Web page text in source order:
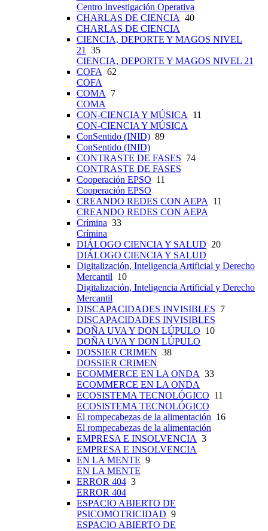
Centro Investigación Operativa
CHARLAS DE CIENCIA 40
CHARLAS DE CIENCIA
CIENCIA, DEPORTE Y MAGOS NIVEL
21
35
CIENCIA, DEPORTE Y MAGOS NIVEL 21
COFA 62
COFA
COMA
7
COMA
CON-CIENCIA Y MÚSICA
11
CON-CIENCIA Y MÚSICA
ConSentido (INID) 89
ConSentido (INID)
CONTRASTE DE FASES 74
CONTRASTE DE FASES
Cooperación EPSO 11
Cooperación EPSO
CREANDO REDES CON AEPA
11
CREANDO REDES CON AEPA
Crímina 33
Crímina
DIÁLOGO CIENCIA Y SALUD 20
DIÁLOGO CIENCIA Y SALUD
Digitalización, Inteligencia Artificial y Derecho
Mercantil 10
Digitalización, Inteligencia Artificial y Derecho
Mercantil
DISCAPACIDADES INVISIBLES 7
DISCAPACIDADES INVISIBLES
DOÑA UVA Y DON LÚPULO 10
DOÑA UVA Y DON LÚPULO
DOSSIER CRIMEN 38
DOSSIER CRIMEN
ECOMMERCE EN LA ONDA 33
ECOMMERCE EN LA ONDA
ECOSISTEMA TECNOLÓGICO 11
ECOSISTEMA TECNOLÓGICO
El rompecabezas de la alimentación 16
El rompecabezas de la alimentación
EMPRESA E INSOLVENCIA 3
EMPRESA E INSOLVENCIA
EN LA MENTE 9
EN LA MENTE
ERROR 404 3
ERROR 404
ESPACIO ABIERTO DE
PSICOMOTRICIDAD 9
ESPACIO ABIERTO DE